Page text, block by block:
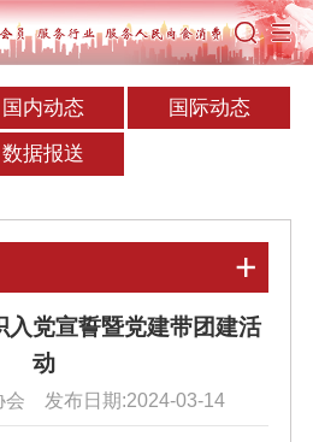
国内动态 国际动态
数据报送
入党宣誓暨党建带团建活
动
会 发布日期:2024-03-14